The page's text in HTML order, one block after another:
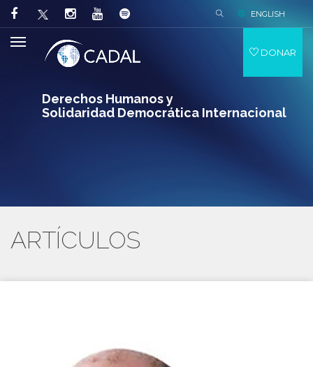
Derechos Humanos y
Solidaridad Democrática Internacional
ENGLISH
DONAR
ARTÍCULOS